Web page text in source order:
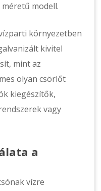
modell.
környezetben
kivitel
mint az
olyan csörlőt
kiegészítők,
vagy
a
vízre